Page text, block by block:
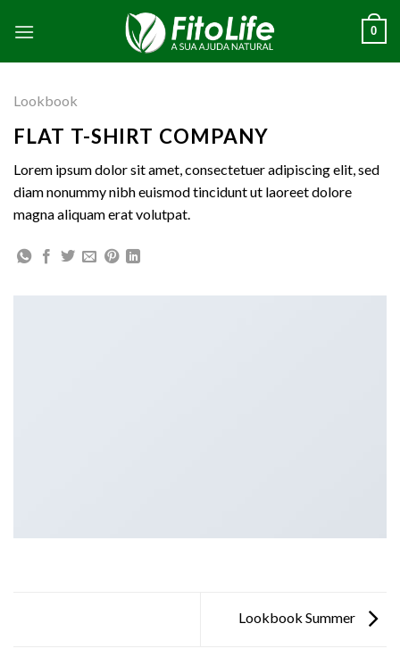
0
Lookbook
FLAT T-SHIRT COMPANY
Lorem ipsum dolor sit amet, consectetuer adipiscing elit, sed
diam nonummy nibh euismod tincidunt ut laoreet dolore
magna aliquam erat volutpat.
Lookbook Summer